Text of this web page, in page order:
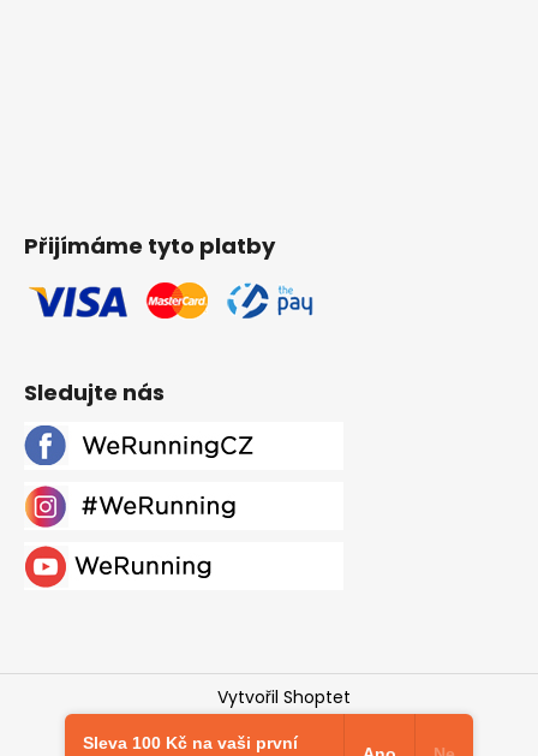
Přijímáme tyto platby
Sledujte nás
Vytvořil Shoptet
Copyright 2026
Werunning.cz
Sleva 100 Kč na vaši první